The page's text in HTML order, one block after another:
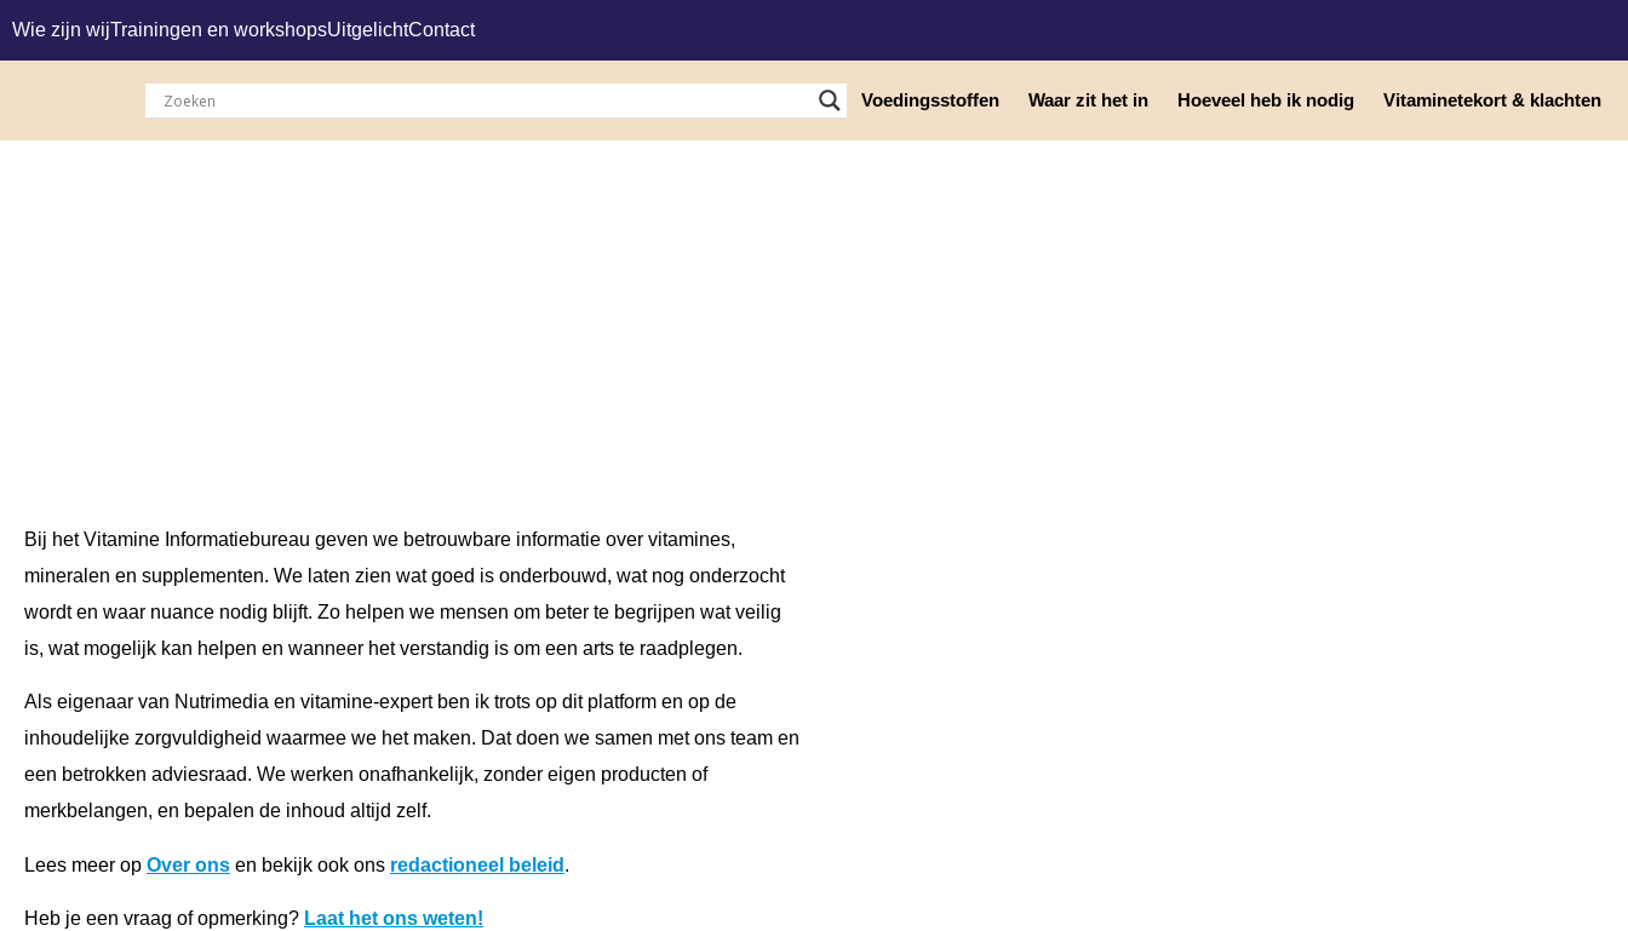
Wie zijn wijTrainingen en workshopsUitgelichtContact
Voedingsstoffen Waar zit het in Hoeveel heb ik nodig Vitaminetekort & klachten
Bij het Vitamine Informatiebureau geven we betrouwbare informatie over vitamines,
mineralen en supplementen. We laten zien wat goed is onderbouwd, wat nog onderzocht
wordt en waar nuance nodig blijft. Zo helpen we mensen om beter te begrijpen wat veilig
is, wat mogelijk kan helpen en wanneer het verstandig is om een arts te raadplegen.
Als eigenaar van Nutrimedia en vitamine-expert ben ik trots op dit platform en op de
inhoudelijke zorgvuldigheid waarmee we het maken. Dat doen we samen met ons team en
een betrokken adviesraad. We werken onafhankelijk, zonder eigen producten of
merkbelangen, en bepalen de inhoud altijd zelf.
Lees meer op Over ons en bekijk ook ons redactioneel beleid .
Heb je een vraag of opmerking? Laat het ons weten!